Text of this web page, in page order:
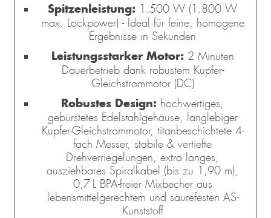
Spitzenleistung: 1.500 W (1.800 W
max. Lockpower) - Ideal für feine, homogene
Ergebnisse in Sekunden
Leistungsstarker Motor: 2 Minuten
Dauerbetrieb dank robustem Kupfer-
Gleichstrommotor (DC)
Robustes Design: hochwertiges,
gebürstetes Edelstahlgehäuse, langlebiger
Kupfer-Gleichstrommotor, titanbeschichtete 4-
fach Messer, stabile & vertiefte
Drehverriegelungen, extra langes,
ausziehbares Spiralkabel (bis zu 1,90 m),
0,7 L BPA-freier Mixbecher aus
lebensmittelgerechtem und säurefesten AS-
Kunststoff